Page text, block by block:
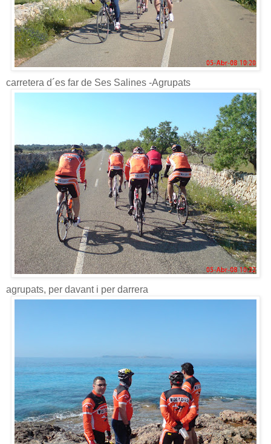
carretera d´es far de Ses Salines -Agrupats
agrupats, per davant i per darrera